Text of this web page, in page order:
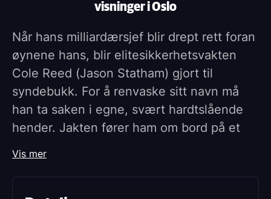
visninger i Oslo
Når hans milliardærsjef blir drept rett foran
øynene hans, blir elitesikkerhetsvakten
Cole Reed (Jason Statham) gjort til
syndebukk. For å renvaske sitt navn må
han ta saken i egne, svært hardtslående
hender. Jakten fører ham om bord på et
Vis mer